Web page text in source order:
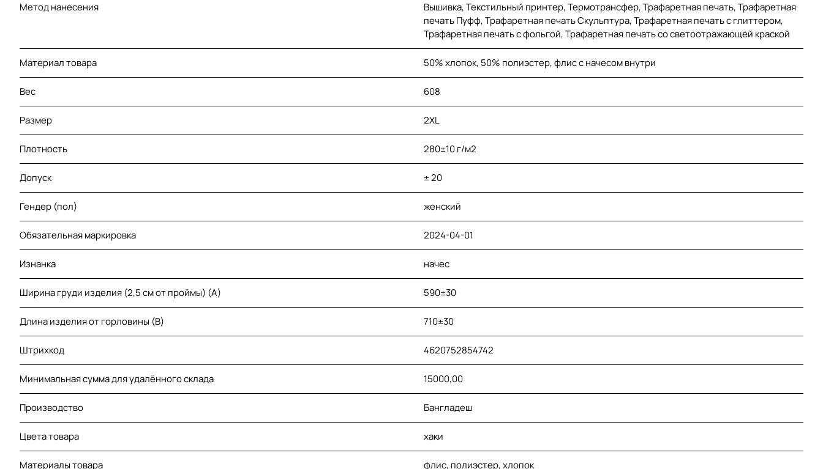
Метод нанесения
Вышивка, Текстильный принтер, Термотрансфер, Трафаретная печать, Трафаретная
печать Пуфф, Трафаретная печать Скульптура, Трафаретная печать с глиттером,
Трафаретная печать с фольгой, Трафаретная печать со светоотражающей краской
Материал товара 50% хлопок, 50% полиэстер, флис с начесом внутри
Вес 608
Размер 2XL
Плотность 280±10 г/м2
Допуск ± 20
Гендер (пол) женский
Обязательная маркировка 2024-04-01
Изнанка начес
Ширина груди изделия (2,5 см от проймы) (A) 590±30
Длина изделия от горловины (B) 710±30
Штрихкод 4620752854742
Минимальная сумма для удалённого склада 15000,00
Производство Бангладеш
Цвета товара хаки
Материалы товара флис, полиэстер, хлопок